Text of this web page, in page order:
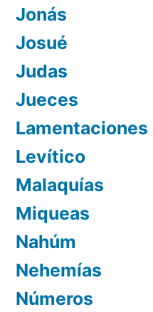
Jonás
Josué
Judas
Jueces
Lamentaciones
Levítico
Malaquías
Miqueas
Nahúm
Nehemías
Números